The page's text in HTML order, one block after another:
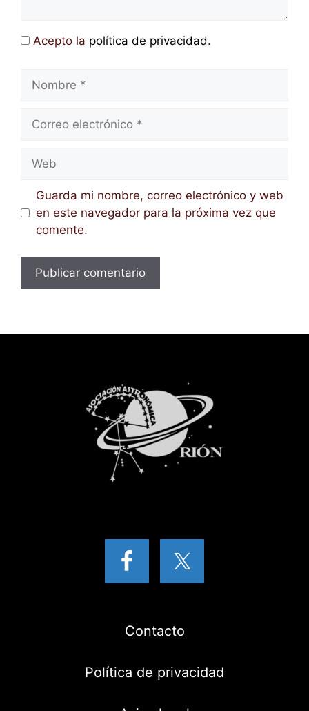
Acepto la política de privacidad.
Nombre
Correo
Web
Guarda mi nombre, correo electrónico y web
en este navegador para la próxima vez que
comente.
Contacto
Política de privacidad